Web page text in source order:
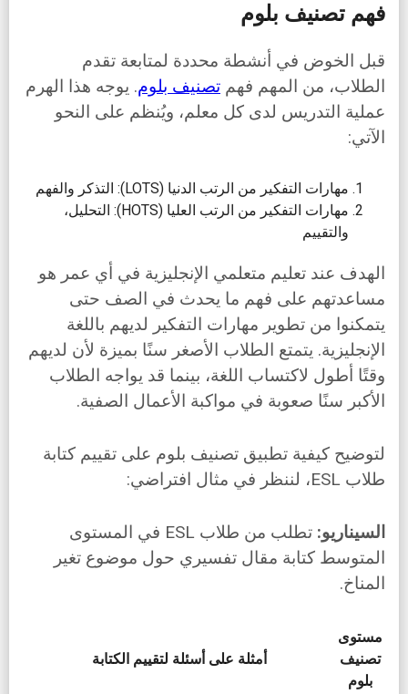
فهم تصنيف بلوم
قبل الخوض في أنشطة محددة لمتابعة تقدم
الطلاب، من المهم فهم تصنيف بلوم. يوجه هذا الهرم
عملية التدريس لدى كل معلم، ويُنظم على النحو
الآتي:
مهارات التفكير من الرتب الدنيا (LOTS): التذكر والفهم
مهارات التفكير من الرتب العليا (HOTS): التحليل،
والتقييم
الهدف عند تعليم متعلمي الإنجليزية في أي عمر هو
مساعدتهم على فهم ما يحدث في الصف حتى
يتمكنوا من تطوير مهارات التفكير لديهم باللغة
الإنجليزية. يتمتع الطلاب الأصغر سنًا بميزة لأن لديهم
وقتًا أطول لاكتساب اللغة، بينما قد يواجه الطلاب
الأكبر سنًا صعوبة في مواكبة الأعمال الصفية.
لتوضيح كيفية تطبيق تصنيف بلوم على تقييم كتابة
طلاب ESL، لننظر في مثال افتراضي:
السيناريو:
تطلب من طلاب ESL في المستوى
المتوسط كتابة مقال تفسيري حول موضوع تغير
المناخ.
مستوى
تصنيف
بلوم
أمثلة على أسئلة لتقييم الكتابة